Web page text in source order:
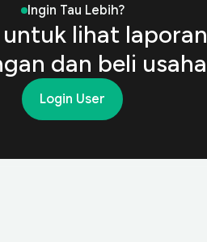
1,380,540,000
640,220,000
740,320,000
310,150,000
Ingin Tau Lebih?
lihat laporan
dan beli usaha
Login User